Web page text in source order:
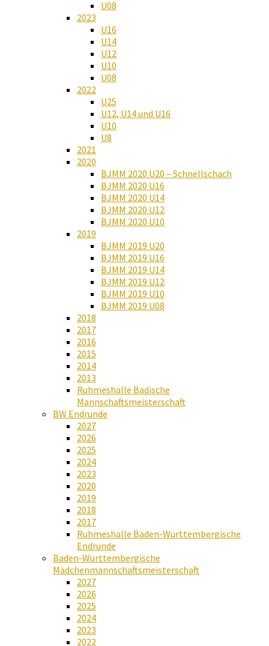
U08
2023
U16
U14
U12
U10
U08
2022
U25
U12, U14 und U16
U10
U8
2021
2020
BJMM 2020 U20 – Schnellschach
BJMM 2020 U16
BJMM 2020 U14
BJMM 2020 U12
BJMM 2020 U10
2019
BJMM 2019 U20
BJMM 2019 U16
BJMM 2019 U14
BJMM 2019 U12
BJMM 2019 U10
BJMM 2019 U08
2018
2017
2016
2015
2014
2013
Ruhmeshalle Badische
Mannschaftsmeisterschaft
BW Endrunde
2027
2026
2025
2024
2023
2020
2019
2018
2017
Ruhmeshalle Baden-Württembergische
Endrunde
Baden-Württembergische
Mädchenmannschaftsmeisterschaft
2027
2026
2025
2024
2023
2022